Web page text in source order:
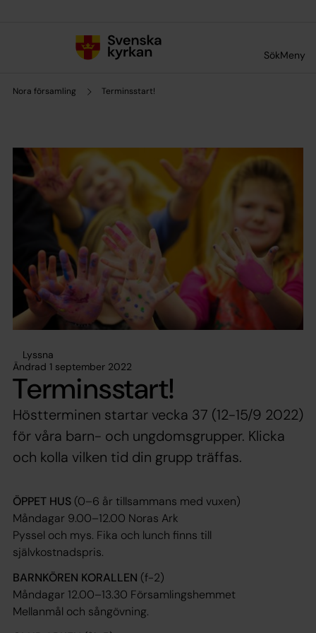
SökMeny
Nora församling Terminsstart!
Lyssna
Ändrad 1 september 2022
Terminsstart!
Höstterminen startar vecka 37 (12-15/9 2022)
för våra barn- och ungdomsgrupper. Klicka
och kolla vilken tid din grupp träffas.
ÖPPET HUS (0–6 år tillsammans med vuxen)
Måndagar 9.00–12.00 Noras Ark
Pyssel och mys. Fika och lunch finns till
självkostnadspris.
BARNKÖREN KORALLEN (f-2)
Måndagar 12.00–13.30 Församlingshemmet
Mellanmål och sångövning.